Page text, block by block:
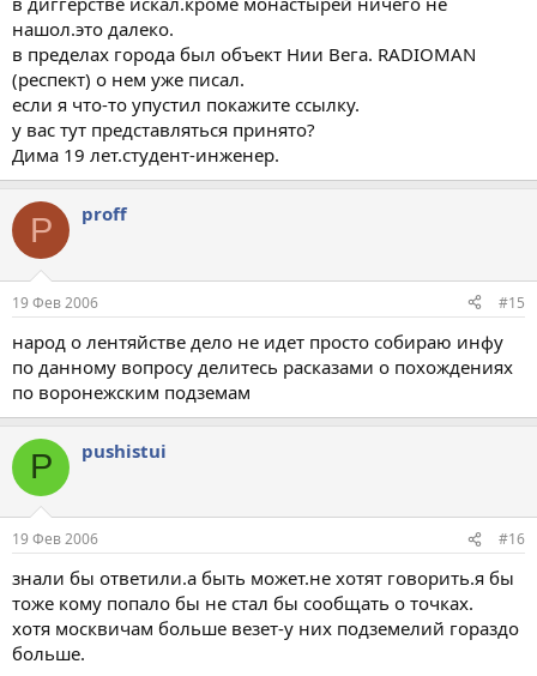
нашол.это далеко.
в пределах города был объект Нии Вега. RADIOMAN
(респект) о нем уже писал.
если я что-то упустил покажите ссылку.
у вас тут представляться принято?
Дима 19 лет.студент-инженер.
P proff
19 Фев 2006 #15
народ о лентяйстве дело не идет просто собираю инфу
по данному вопросу делитесь расказами о похождениях
по воронежским подземам
P pushistui
19 Фев 2006 #16
знали бы ответили.а быть может.не хотят говорить.я бы
тоже кому попало бы не стал бы сообщать о точках.
хотя москвичам больше везет-у них подземелий гораздо
больше.